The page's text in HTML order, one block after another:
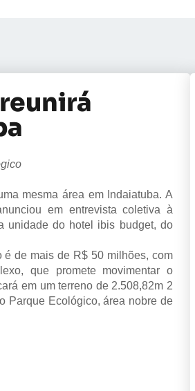
mesma área em Indaiatuba. A
em entrevista coletiva à
unidade do hotel ibis budget, do
é de mais de R$ 50 milhões, com
que promete movimentar o
em um terreno de 2.508,82m 2
Parque Ecológico, área nobre de